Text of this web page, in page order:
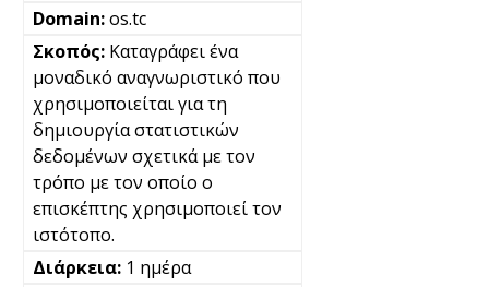
os.tc
Καταγράφει ένα
μοναδικό αναγνωριστικό που
χρησιμοποιείται για τη
δημιουργία στατιστικών
δεδομένων σχετικά με τον
τρόπο με τον οποίο ο
επισκέπτης χρησιμοποιεί τον
ιστότοπο.
1 ημέρα